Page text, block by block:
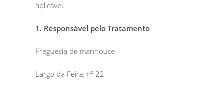
aplicável.
1. Responsável pelo Tratamento
Freguesia de manhouce
Largo da Feira, nº 22